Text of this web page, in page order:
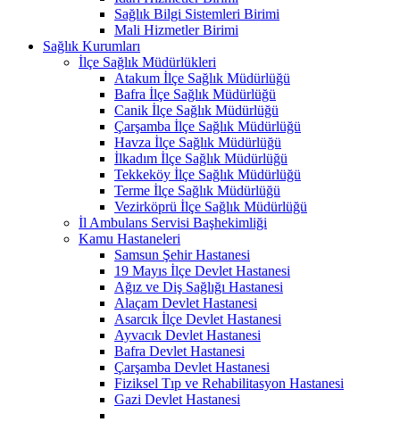
Sağlık Bilgi Sistemleri Birimi
Mali Hizmetler Birimi
Sağlık Kurumları
İlçe Sağlık Müdürlükleri
Atakum İlçe Sağlık Müdürlüğü
Bafra İlçe Sağlık Müdürlüğü
Canik İlçe Sağlık Müdürlüğü
Çarşamba İlçe Sağlık Müdürlüğü
Havza İlçe Sağlık Müdürlüğü
İlkadım İlçe Sağlık Müdürlüğü
Tekkeköy İlçe Sağlık Müdürlüğü
Terme İlçe Sağlık Müdürlüğü
Vezirköprü İlçe Sağlık Müdürlüğü
İl Ambulans Servisi Başhekimliği
Kamu Hastaneleri
Samsun Şehir Hastanesi
19 Mayıs İlçe Devlet Hastanesi
Ağız ve Diş Sağlığı Hastanesi
Alaçam Devlet Hastanesi
Asarcık İlçe Devlet Hastanesi
Ayvacık Devlet Hastanesi
Bafra Devlet Hastanesi
Çarşamba Devlet Hastanesi
Fiziksel Tıp ve Rehabilitasyon Hastanesi
Gazi Devlet Hastanesi